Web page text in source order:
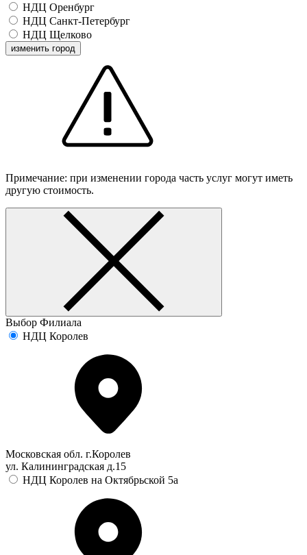
НДЦ Оренбург
НДЦ Санкт-Петербург
НДЦ Щелково
изменить город
Примечание: при изменении города часть услуг могут иметь
другую стоимость.
Выбор Филиала
НДЦ Королев
Московская обл. г.Королев
ул. Калининградская д.15
НДЦ Королев на Октябрьской 5а